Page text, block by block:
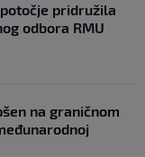
pridružila
odbora RMU
na graničnom